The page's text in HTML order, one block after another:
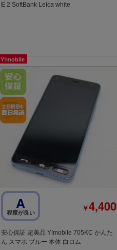
E 2 SoftBank Leica white
Y!mobile
A
程度が良い ￥4,400
安心保証 超美品 Y!mobile 705KC かんた
ん スマホ ブルー 本体 白ロム